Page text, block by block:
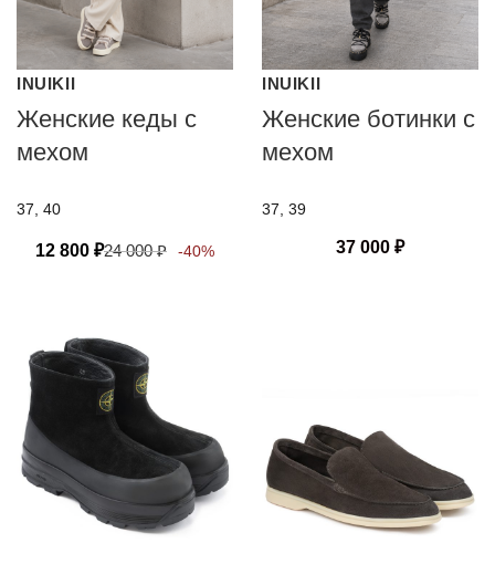
INUIKII
Женские кеды с
мехом
37, 40
12 800 ₽24 000₽ -40%
INUIKII
Женские ботинки с
мехом
37, 39
37 000 ₽